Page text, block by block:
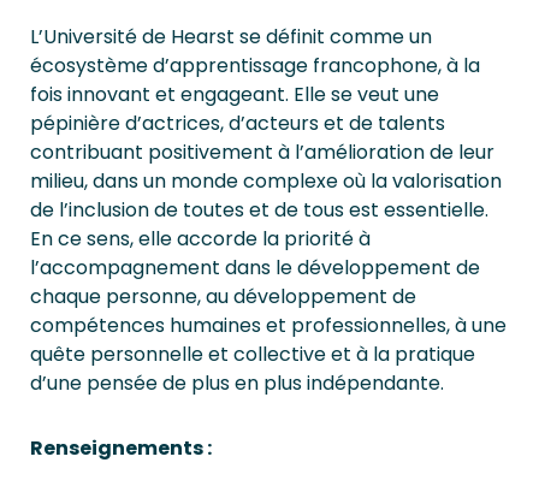
L’Université de Hearst se définit comme un
écosystème d’apprentissage francophone, à la
fois innovant et engageant. Elle se veut une
pépinière d’actrices, d’acteurs et de talents
contribuant positivement à l’amélioration de leur
milieu, dans un monde complexe où la valorisation
de l’inclusion de toutes et de tous est essentielle.
En ce sens, elle accorde la priorité à
l’accompagnement dans le développement de
chaque personne, au développement de
compétences humaines et professionnelles, à une
quête personnelle et collective et à la pratique
d’une pensée de plus en plus indépendante.
Renseignements :